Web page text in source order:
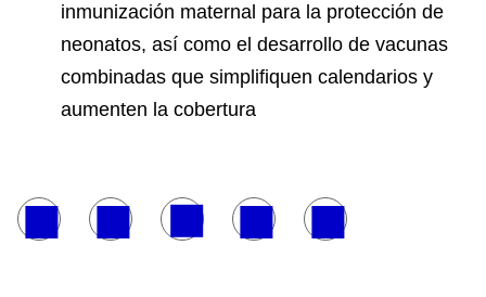
inmunización maternal para la protección de
neonatos, así como el desarrollo de vacunas
combinadas que simplifiquen calendarios y
aumenten la cobertura